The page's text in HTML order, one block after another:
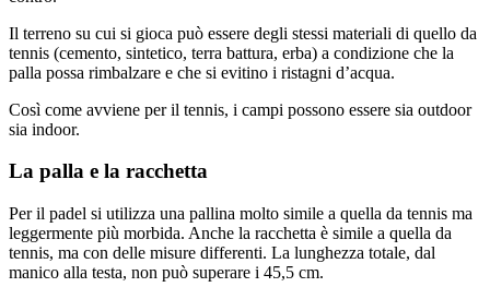
Il terreno su cui si gioca può essere degli stessi materiali di quello da
tennis (cemento, sintetico, terra battura, erba) a condizione che la
palla possa rimbalzare e che si evitino i ristagni d’acqua.
Così come avviene per il tennis, i campi possono essere sia outdoor
sia indoor.
La palla e la racchetta
Per il padel si utilizza una pallina molto simile a quella da tennis ma
leggermente più morbida. Anche la racchetta è simile a quella da
tennis, ma con delle misure differenti. La lunghezza totale, dal
manico alla testa, non può superare i 45,5 cm.